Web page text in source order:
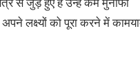
लक्ष्यों को पूरा करने में